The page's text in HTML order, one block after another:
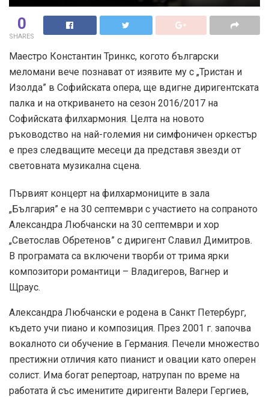
0
SHARES
Маестро Константин Тринкс, когото български
меломани вече познават от изявите му с „Тристан и
Изолда” в Софийската опера, ще вдигне диригентската
палка и на откриването на сезон 2016/2017 на
Софийската филхармония. Целта на новото
ръководство на най-големия ни симфоничен оркестър
е през следващите месеци да представя звезди от
световната музикална сцена.
Първият концерт на филхармониците в зала
„България” е на 30 септември с участието на сопраното
Александра Любчански на 30 септември и хор
„Светослав Обретенов” с диригент Славил Димитров.
В програмата са включени творби от трима ярки
композитори романтици – Владигеров, Вагнер и
Щраус.
Александра Любчански е родена в Санкт Петербург,
където учи пиано и композиция. През 2001 г. започва
вокалното си обучение в Германия. Печели множество
престижни отличия като пианист и овации като оперен
солист. Има богат репертоар, натрупан по време на
работата й със именитите диригенти Валери Гергиев,